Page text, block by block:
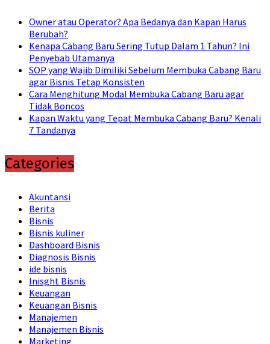
Owner atau Operator? Apa Bedanya dan Kapan Harus
Berubah?
Kenapa Cabang Baru Sering Tutup Dalam 1 Tahun? Ini
Penyebab Utamanya
SOP yang Wajib Dimiliki Sebelum Membuka Cabang Baru
agar Bisnis Tetap Konsisten
Cara Menghitung Modal Membuka Cabang Baru agar
Tidak Boncos
Kapan Waktu yang Tepat Membuka Cabang Baru? Kenali
7 Tandanya
Categories
Akuntansi
Berita
Bisnis
Bisnis kuliner
Dashboard Bisnis
Diagnosis Bisnis
ide bisnis
Inisght Bisnis
Keuangan
Keuangan Bisnis
Manajemen
Manajemen Bisnis
Marketing